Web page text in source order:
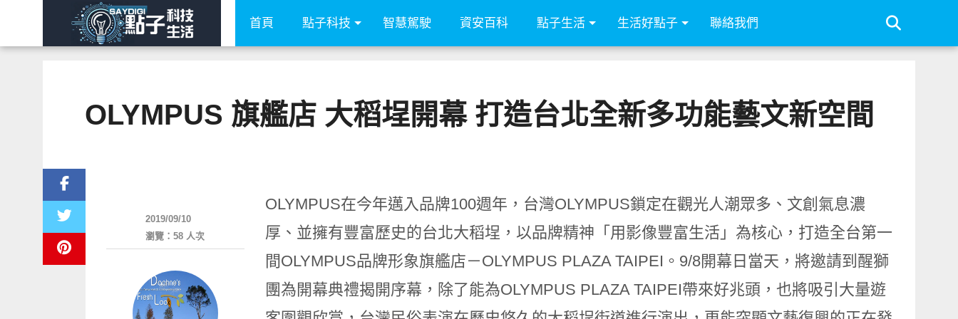
首頁 點子科技 智慧駕駛 資安百科 點子生活 生活好點子 聯絡我們
OLYMPUS 旗艦店 大稻埕開幕 打造台北全新多功能藝文新空間
OLYMPUS在今年邁入品牌100週年，台灣OLYMPUS鎖定在觀光人潮眾多、文創氣息濃
厚、並擁有豐富歷史的台北大稻埕，以品牌精神「用影像豐富生活」為核心，打造全台第一
間OLYMPUS品牌形象旗艦店－OLYMPUS PLAZA TAIPEI。9/8開幕日當天，將邀請到醒獅
團為開幕典禮揭開序幕，除了能為OLYMPUS PLAZA TAIPEI帶來好兆頭，也將吸引大量遊
2019/09/10
瀏覽：58 人次